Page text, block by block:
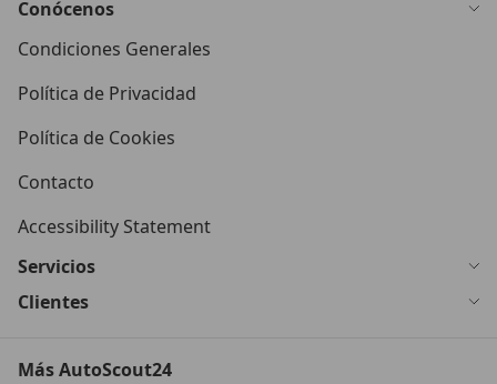
Conócenos
Condiciones Generales
Política de Privacidad
Política de Cookies
Contacto
Accessibility Statement
Servicios
Clientes
Más AutoScout24